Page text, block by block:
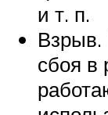
и т. п.
Взрыв.
сбоя в